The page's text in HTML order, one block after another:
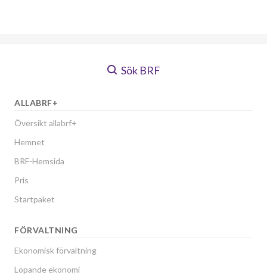
Sök BRF
ALLABRF+
Översikt allabrf+
Hemnet
BRF-Hemsida
Pris
Startpaket
FÖRVALTNING
Ekonomisk förvaltning
Löpande ekonomi